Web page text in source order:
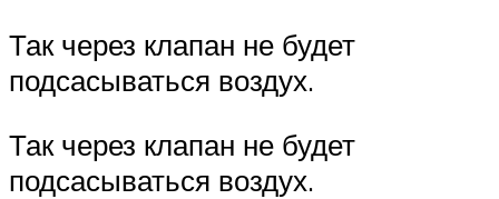
Так через клапан не будет
подсасываться воздух.
Так через клапан не будет
подсасываться воздух.